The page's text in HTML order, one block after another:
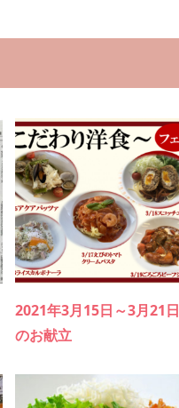
2021年3月15日～3月21日
のお献立